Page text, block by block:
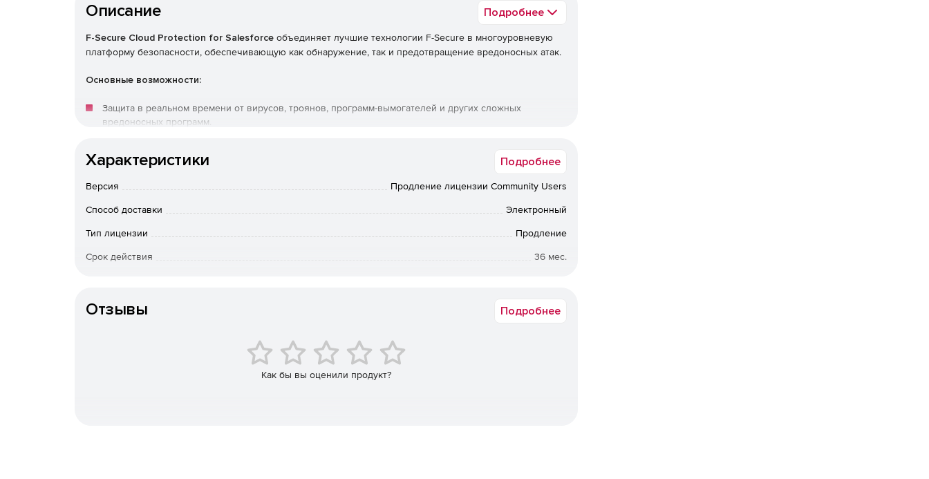
Описание Подробнее
F-Secure Cloud Protection for Salesforce объединяет лучшие технологии F-Secure в многоуровневую
платформу безопасности, обеспечивающую как обнаружение, так и предотвращение вредоносных атак.
Основные возможности:
Защита в реальном времени от вирусов, троянов, программ-вымогателей и других сложных
вредоносных программ.
Предотвращение атак через файлы и URL-адреса.
Вредоносный контент помещается в карантин и подвергается анализу угроз.
Решение создано и разработано в сотрудничестве с Salesforce.
Характеристики Подробнее
Версия Продление лицензии Community Users
Способ доставки Электронный
Тип лицензии Продление
Срок действия 36 мес.
Отзывы Подробнее
Как бы вы оценили продукт?